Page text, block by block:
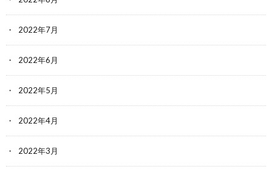
2022年7月
2022年6月
2022年5月
2022年4月
2022年3月